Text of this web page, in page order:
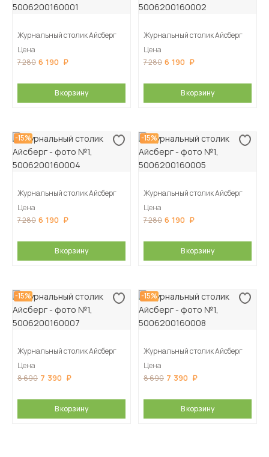
Журнальный столик Айсберг
Цена
7 280 6 190
В корзину
Журнальный столик Айсберг
Цена
7 280 6 190
В корзину
-15%
Журнальный столик Айсберг
Цена
7 280 6 190
В корзину
-15%
Журнальный столик Айсберг
Цена
7 280 6 190
В корзину
-15%
Журнальный столик Айсберг
Цена
8 690 7 390
В корзину
-15%
Журнальный столик Айсберг
Цена
8 690 7 390
В корзину